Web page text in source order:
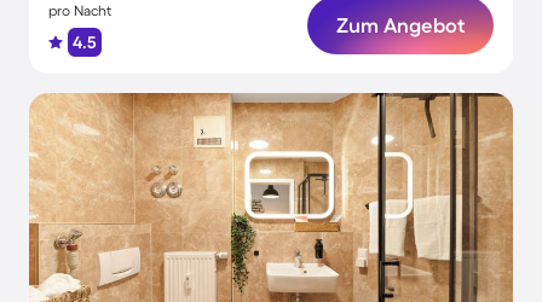
pro Nacht
4.5
Zum Angebot